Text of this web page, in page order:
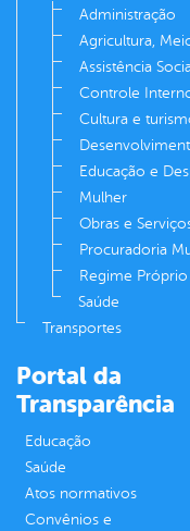
Administração
Agricultura,
Assistência
Controle
Cultura e
Educação e
Mulher
Obras e
Procuradoria
Regime
Saúde
Transportes
Portal da
Transparência
Educação
Saúde
Atos normativos
Convênios e